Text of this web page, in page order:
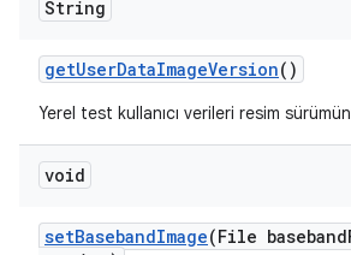
String
getUserDataImageVersion()
Yerel test kullanıcı verileri resim
void
setBasebandImage(File baseband